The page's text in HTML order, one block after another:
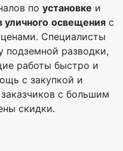
по установке и
освещения с
Специалисты
подземной разводки,
работы быстро и
с закупкой и
с большим
скидки.